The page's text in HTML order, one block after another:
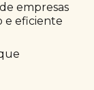
empresas
e eficiente